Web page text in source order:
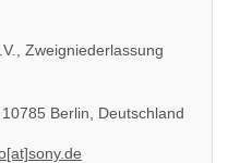
Zweigniederlassung
Berlin, Deutschland